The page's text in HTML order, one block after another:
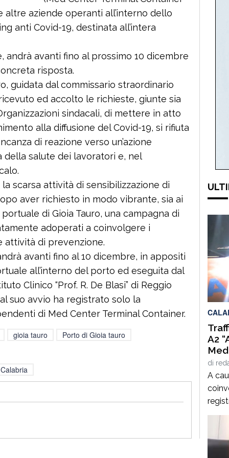
altre aziende operanti all’interno dello
anti Covid-19, destinata all’intera
andrà avanti fino al prossimo 10 dicembre
risposta.
guidata dal commissario straordinario
ed accolto le richieste, giunte sia
sindacali, di mettere in atto
alla diffusione del Covid-19, si rifiuta
di reazione verso un’azione
salute dei lavoratori e, nel
scarsa attività di sensibilizzazione di
aver richiesto in modo vibrante, sia ai
di Gioia Tauro, una campagna di
adoperati a coinvolgere i
attività di prevenzione.
avanti fino al 10 dicembre, in appositi
all’interno del porto ed eseguita dal
Clinico “Prof. R. De Blasi” di Reggio
suo avvio ha registrato solo la
di Med Center Terminal Container.
gioia tauro Porto di Gioia tauro
A2
di
A